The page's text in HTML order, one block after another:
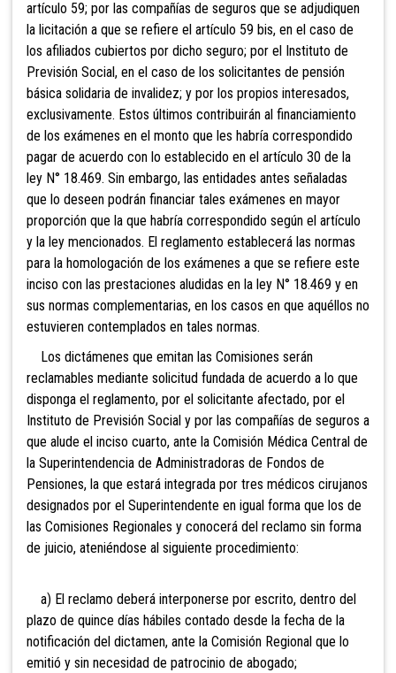
artículo 59; por las compañías de seguros que se adjudiquen
la licitación a que se refiere el artículo 59 bis, en el caso de
los afiliados cubiertos por dicho seguro; por el Instituto de
Previsión Social, en el caso de los solicitantes de pensión
básica solidaria de invalidez; y por los propios interesados,
exclusivamente. Estos últimos contribuirán al financiamiento
de los exámenes en el monto que les habría correspondido
pagar de acuerdo con lo establecido en el artículo 30 de la
ley N° 18.469. Sin embargo, las entidades antes señaladas
que lo deseen podrán financiar tales exámenes en mayor
proporción que la que habría correspondido según el artículo
y la ley mencionados. El reglamento establecerá las normas
para la homologación de los exámenes a que se refiere este
inciso con las prestaciones aludidas en la ley N° 18.469 y en
sus normas complementarias, en los casos en que aquéllos no
estuvieren contemplados en tales normas.
Los dictámenes que emitan las Comisiones serán
reclamables mediante solicitud fundada de acuerdo a lo que
disponga el reglamento, por el solicitante afectado, por el
Instituto de Previsión Social y por las compañías de seguros a
que alude el inciso cuarto, ante la Comisión Médica Central de
la Superintendencia de Administradoras de Fondos de
Pensiones, la que estará integrada por tres médicos cirujanos
designados por el Superintendente en igual forma que los de
las Comisiones Regionales y conocerá del reclamo sin forma
de juicio, ateniéndose al siguiente procedimiento:
a) El reclamo deberá interponerse por escrito, dentro del
plazo de quince días hábiles contado desde la fecha de la
notificación del dictamen, ante la Comisión Regional que lo
emitió y sin necesidad de patrocinio de abogado;